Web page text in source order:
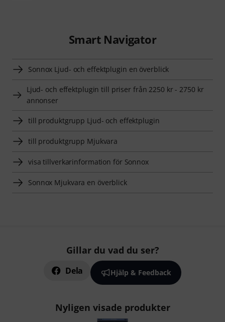
Smart Navigator
Sonnox Ljud- och effektplugin en överblick
Ljud- och effektplugin till priser från 2250 kr - 2750 kr
annonser
till produktgrupp Ljud- och effektplugin
till produktgrupp Mjukvara
visa tillverkarinformation för Sonnox
Sonnox Mjukvara en överblick
Gillar du vad du ser?
Dela Hjälp & Feedback
Nyligen visade produkter